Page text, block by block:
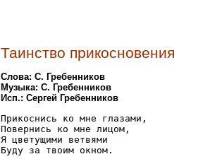
Таинство прикосновения
Слова: С. Гребенников
Музыка: С. Гребенников
Исп.: Сергей Гребенников
Прикоснись ко мне глазами,
Повернись ко мне лицом,
Я цветущими ветвями
Буду за твоим окном.